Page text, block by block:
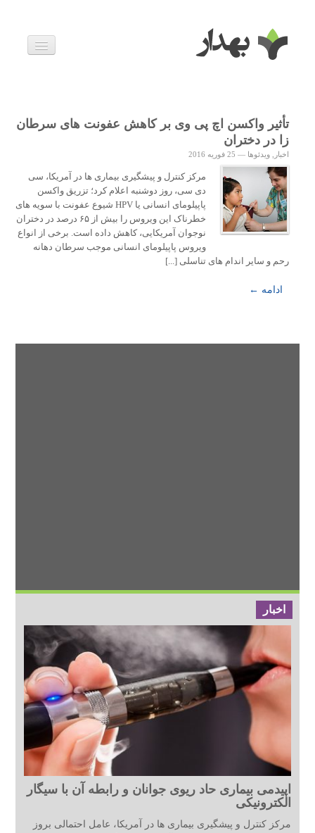
زندگی سالم
خانواده و بارداری
تأثیر واکسن اچ پی وی بر کاهش عفونت های سرطان
زا در دختران
اخبار ویدئوها — 25 فوریه 2016
مرکز کنترل و پیشگیری بیماری ها در آمریکا، سی
دی سی، روز دوشنبه اعلام کرد؛ تزریق واکسن
پاپیلومای انسانی یا HPV شیوع عفونت با سویه های
خطرناک این ویروس را بیش از ۶۵ درصد در دختران
نوجوان آمریکایی، کاهش داده است. برخی از انواع
ویروس پاپیلومای انسانی موجب سرطان دهانه
رحم و سایر اندام های تناسلی [...]
ادامه ←
اخبار
اپیدمی بیماری حاد ریوی جوانان و رابطه آن با سیگار
الکترونیکی
مرکز کنترل و پیشگیری بیماری ها در آمریکا، عامل احتمالی بروز